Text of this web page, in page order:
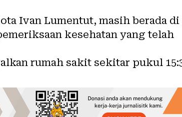
Ivan Lumentut, masih berada di
kesehatan yang telah
rumah sakit sekitar pukul